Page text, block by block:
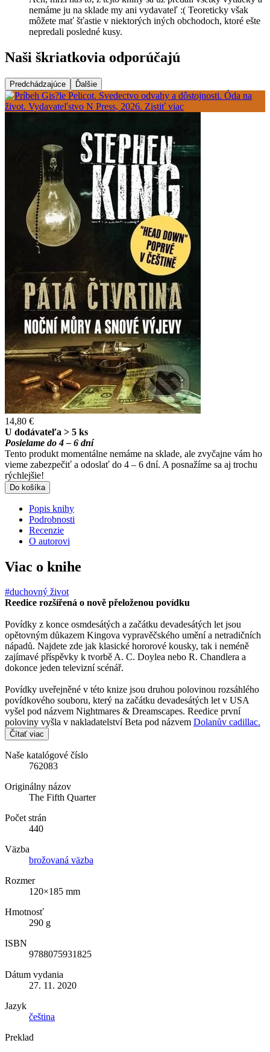
nemáme ju na sklade my ani vydavateľ :( Teoreticky však
môžete mať šťastie v niektorých iných obchodoch, ktoré ešte
nepredali posledné kusy.
Naši škriatkovia odporúčajú
Predchádzajúce Ďalšie
14,80 €
U dodávateľa > 5 ks
Posielame do 4 – 6 dní
Tento produkt momentálne nemáme na sklade, ale zvyčajne vám ho
vieme zabezpečiť a odoslať do 4 – 6 dní. A posnažíme sa aj trochu
rýchlejšie!
Do košíka
Popis knihy
Podrobnosti
Recenzie
O autorovi
Viac o knihe
#duchovný život
Reedice rozšířená o nově přeloženou povídku
Povídky z konce osmdesátých a začátku devadesátých let jsou
opětovným důkazem Kingova vypravěčského umění a netradičních
nápadů. Najdete zde jak klasické hororové kousky, tak i neméně
zajímavé příspěvky k tvorbě A. C. Doylea nebo R. Chandlera a
dokonce jeden televizní scénář.
Povídky uveřejněné v této knize jsou druhou polovinou rozsáhlého
povídkového souboru, který na začátku devadesátých let v USA
vyšel pod názvem Nightmares & Dreamscapes. Reedice první
poloviny vyšla v nakladatelství Beta pod názvem Dolanův cadillac.
Čítať viac
Naše katalógové číslo
762083
Originálny názov
The Fifth Quarter
Počet strán
440
Väzba
brožovaná väzba
Rozmer
120×185 mm
Hmotnosť
290 g
ISBN
9788075931825
Dátum vydania
27. 11. 2020
Jazyk
čeština
Preklad